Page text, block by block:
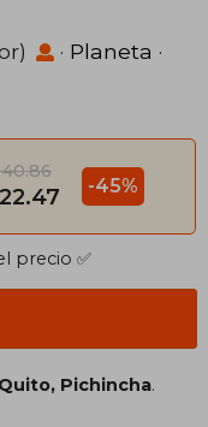
· Planeta ·
-45%
precio ✅
Quito, Pichincha.